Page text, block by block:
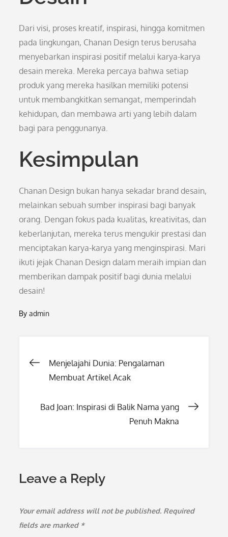
Dari visi, proses kreatif, inspirasi, hingga komitmen
pada lingkungan, Chanan Design terus berusaha
menyebarkan inspirasi positif melalui karya-karya
desain mereka. Mereka percaya bahwa setiap
produk yang mereka hasilkan memiliki potensi
untuk membangkitkan semangat, memperindah
kehidupan, dan membawa arti yang lebih dalam
bagi para penggunanya.
Kesimpulan
Chanan Design bukan hanya sekadar brand desain,
melainkan sebuah sumber inspirasi bagi banyak
orang. Dengan fokus pada kualitas, kreativitas, dan
keberlanjutan, mereka terus mengukir prestasi dan
menciptakan karya-karya yang menginspirasi. Mari
ikuti jejak Chanan Design dalam meraih impian dan
memberikan dampak positif bagi dunia melalui
desain!
Byadmin
Post
Menjelajahi Dunia: Pengalaman
Membuat Artikel Acak
Bad Joan: Inspirasi di Balik Nama yang
Penuh Makna
Leave a Reply
Your email address will not be published. Required
fields are marked *